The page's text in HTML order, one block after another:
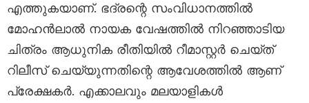
എത്തുകയാണ്. ഭദ്രന്റെ സംവിധാനത്തിൽ
മോഹൻലാൽ നായക വേഷത്തിൽ നിറഞ്ഞാടിയ
ചിത്രം ആധുനിക രീതിയിൽ റീമാസ്റ്റർ ചെയ്ത്
റിലീസ് ചെയ്യുന്നതിന്റെ ആവേശത്തിൽ ആണ്
പ്രേക്ഷകർ. എക്കാലവും മലയാളികൾ